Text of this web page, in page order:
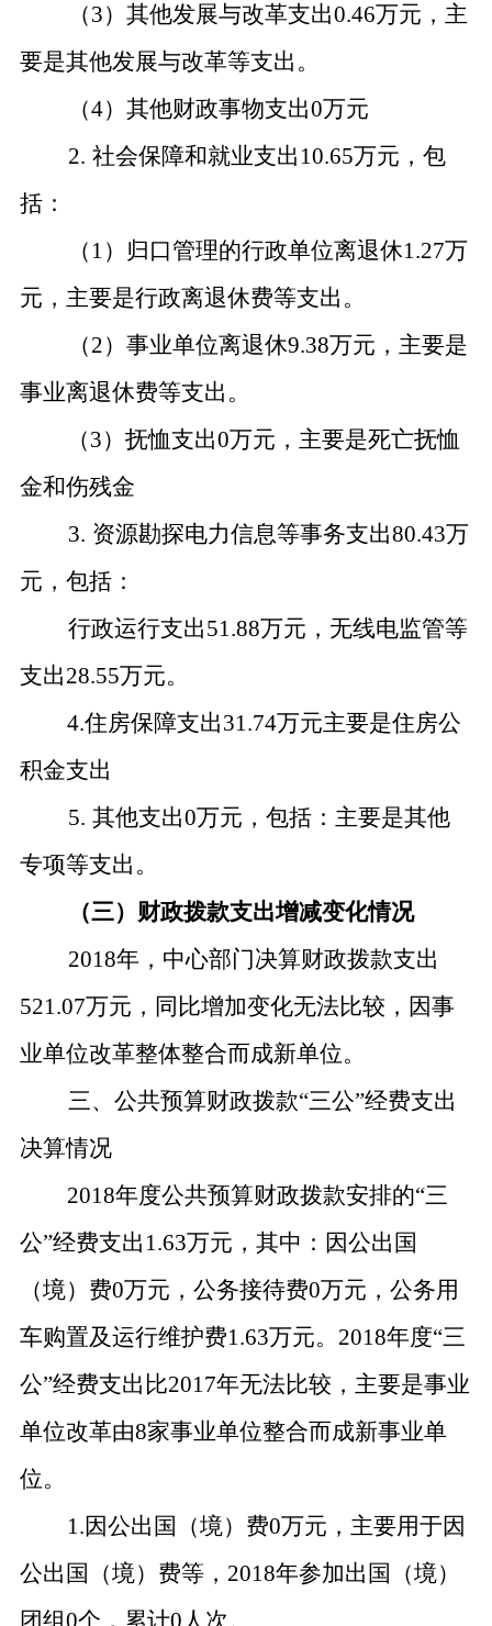
（3）其他发展与改革支出0.46万元，主
要是其他发展与改革等支出。
（4）其他财政事物支出0万元
2. 社会保障和就业支出10.65万元，包
括：
（ 1）归口管理的行政单位离退休1.27万
元，主要是行政离退休费等支出。
（2）事业单位离退休9.38万元，主要是
事业离退休费等支出。
（3）抚恤支出0万元，主要是死亡抚恤
金和伤残金
3. 资源勘探电力信息等事务支出80.43万
元，包括：
行政运行支出51.88万元，无线电监管等
支出28.55万元。
4.住房保障支出31.74万元主要是住房公
积金支出
5. 其他支出0万元，包括：主要是其他
专项等支出。
（三）财政拨款支出增减变化情况
2018年，中心部门决算财政拨款支出
521.07万元，同比增加变化无法比较，因事
业单位改革整体整合而成新单位。
三、公共预算财政拨款“三公”经费支出
决算情况
2018年度公共预算财政拨款安排的“三
公”经费支出 1.63万元，其中：因公出国
（境）费0万元，公务接待费0万元，公务用
车购置及运行维护费1.63万元。2018年度“三
公”经费支出比2017年无法比较，主要是事业
单位改革由8家事业单位整合而成新事业单
位。
1.因公出国（境）费0万元，主要用于因
公出国（境）费等，2018年参加出国（境）
团组0个，累计0人次。